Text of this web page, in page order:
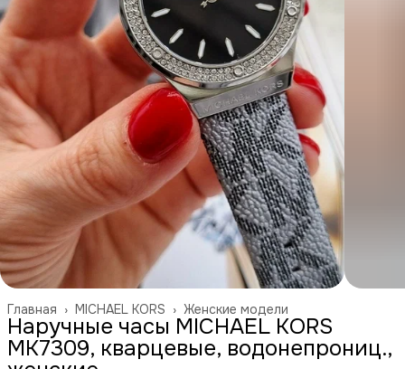
Женские модели
MICHAEL KORS ›
Главная ›
Наручные часы MICHAEL KORS
MK7309, кварцевые, водонепрониц.,